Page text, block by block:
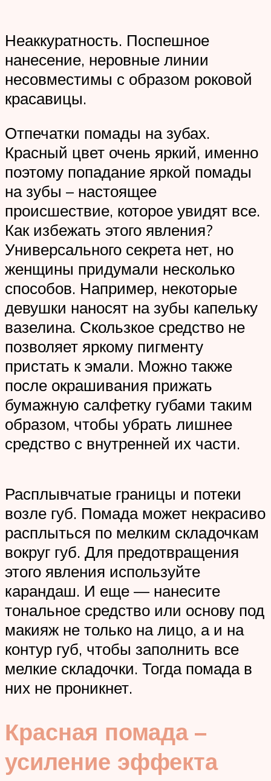
Неаккуратность. Поспешное
нанесение, неровные линии
несовместимы с образом роковой
красавицы.
Отпечатки помады на зубах.
Красный цвет очень яркий, именно
поэтому попадание яркой помады
на зубы – настоящее
происшествие, которое увидят все.
Как избежать этого явления?
Универсального секрета нет, но
женщины придумали несколько
способов. Например, некоторые
девушки наносят на зубы капельку
вазелина. Скользкое средство не
позволяет яркому пигменту
пристать к эмали. Можно также
после окрашивания прижать
бумажную салфетку губами таким
образом, чтобы убрать лишнее
средство с внутренней их части.
Расплывчатые границы и потеки
возле губ. Помада может некрасиво
расплыться по мелким складочкам
вокруг губ. Для предотвращения
этого явления используйте
карандаш. И еще — нанесите
тональное средство или основу под
макияж не только на лицо, а и на
контур губ, чтобы заполнить все
мелкие складочки. Тогда помада в
них не проникнет.
Красная помада –
усиление эффекта